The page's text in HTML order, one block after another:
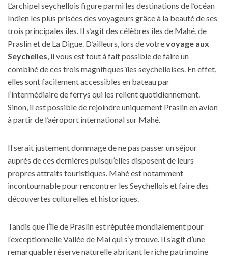
L’archipel seychellois figure parmi les destinations de l’océan
Indien les plus prisées des voyageurs grâce à la beauté de ses
trois principales îles. Il s’agit des célèbres îles de Mahé, de
Praslin et de La Digue. D’ailleurs, lors de votrevoyage aux
Seychelles, il vous est tout à fait possible de faire un
combiné de ces trois magnifiques îles seychelloises. En effet,
elles sont facilement accessibles en bateau par
l’intermédiaire de ferrys qui les relient quotidiennement.
Sinon, il est possible de rejoindre uniquement Praslin en avion
à partir de l’aéroport international sur Mahé.
Il serait justement dommage de ne pas passer un séjour
auprès de ces dernières puisqu’elles disposent de leurs
propres attraits touristiques. Mahé est notamment
incontournable pour rencontrer les Seychellois et faire des
découvertes culturelles et historiques.
Tandis que l’île de Praslin est réputée mondialement pour
l’exceptionnelle Vallée de Mai qui s’y trouve. Il s’agit d’une
remarquable réserve naturelle abritant le riche patrimoine